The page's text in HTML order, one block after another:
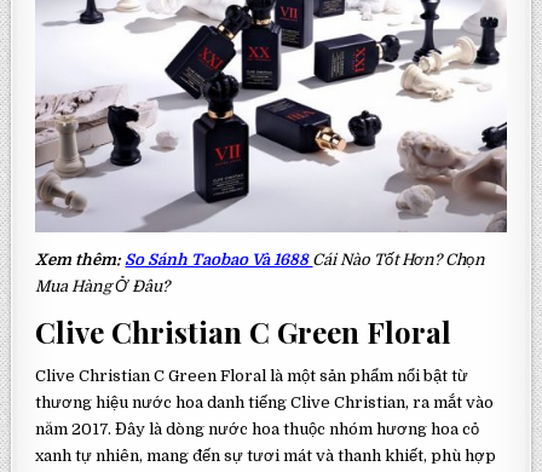
Xem thêm: So Sánh Taobao Và 1688 Cái Nào Tốt Hơn? Chọn
Mua Hàng Ở Đâu?
Clive Christian C Green Floral
Clive Christian C Green Floral là một sản phẩm nổi bật từ
thương hiệu nước hoa danh tiếng Clive Christian, ra mắt vào
năm 2017. Đây là dòng nước hoa thuộc nhóm hương hoa cỏ
xanh tự nhiên, mang đến sự tươi mát và thanh khiết, phù hợp